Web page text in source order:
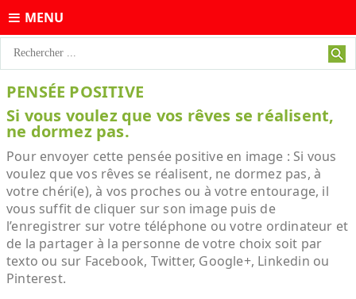
MENU
PENSÉE POSITIVE
Si vous voulez que vos rêves se réalisent,
ne dormez pas.
Pour envoyer cette pensée positive en image : Si vous
voulez que vos rêves se réalisent, ne dormez pas, à
votre chéri(e), à vos proches ou à votre entourage, il
vous suffit de cliquer sur son image puis de
l’enregistrer sur votre téléphone ou votre ordinateur et
de la partager à la personne de votre choix soit par
texto ou sur Facebook, Twitter, Google+, Linkedin ou
Pinterest.